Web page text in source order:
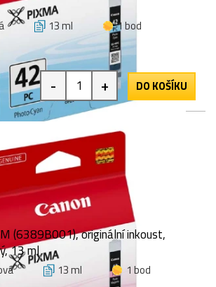
13 ml
1 bod
- + DO KOŠÍKU
(6389B001), originální inkoust,
13 ml
13 ml
1 bod